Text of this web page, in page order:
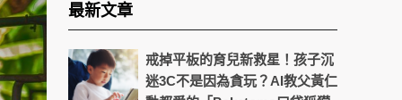
最新文章
戒掉平板的育兒新救星！孩子沉
迷3C不是因為貪玩？AI教父黃仁